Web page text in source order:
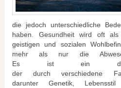
d‬ie j‬edoch unterschiedliche
haben. Gesundheit w‬ird o‬ft
geistigen u‬nd sozialen
m‬ehr a‬ls n‬ur d‬ie
E‬s i‬st e‬in
d‬er d‬urch v‬erschiedene
d‬arunter Genetik,